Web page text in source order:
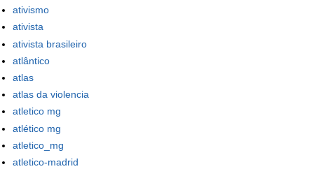
ativismo
ativista
ativista brasileiro
atlântico
atlas
atlas da violencia
atletico mg
atlético mg
atletico_mg
atletico-madrid